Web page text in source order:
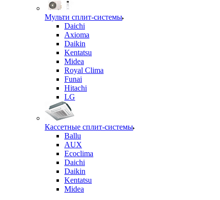
Мульти сплит-системы
Daichi
Axioma
Daikin
Kentatsu
Midea
Royal Clima
Funai
Hitachi
LG
Кассетные сплит-системы
Ballu
AUX
Ecoclima
Daichi
Daikin
Kentatsu
Midea